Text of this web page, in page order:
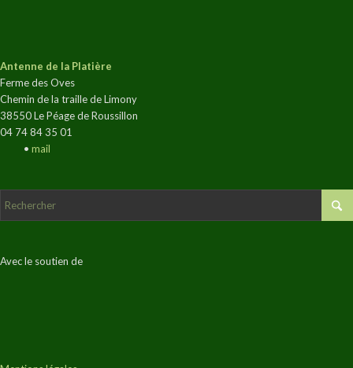
Antenne de la Platière
Ferme des Oves
Chemin de la traille de Limony
38550 Le Péage de Roussillon
04 74 84 35 01
• mail
Avec le soutien de